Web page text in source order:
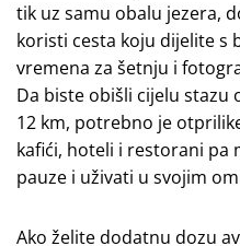
tik uz samu obalu jezera,
koristi cesta koju dijelite s
vremena za šetnju i
Da biste obišli cijelu stazu
12 km, potrebno je
kafići, hoteli i restorani pa
pauze i uživati u svojim
Ako želite dodatnu dozu